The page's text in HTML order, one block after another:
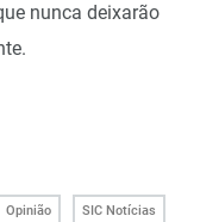
nunca deixarão
Opinião SIC Notícias